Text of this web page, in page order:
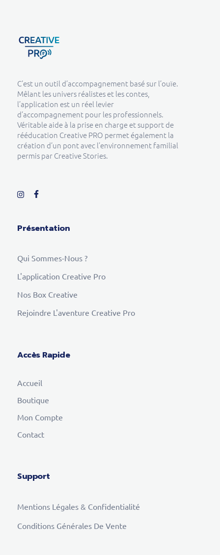
C’est un outil d’accompagnement basé sur l’ouïe.
Mêlant les univers réalistes et les contes,
l’application est un réel levier
d’accompagnement pour les professionnels.
Véritable aide à la prise en charge et support de
rééducation Creative PRO permet également la
création d’un pont avec l’environnement familial
permis par Creative Stories.
Présentation
Qui Sommes-Nous ?
L'application Creative Pro
Nos Box Creative
Rejoindre L'aventure Creative Pro
Accès Rapide
Accueil
Boutique
Mon Compte
Contact
Support
Mentions Légales & Confidentialité
Conditions Générales De Vente